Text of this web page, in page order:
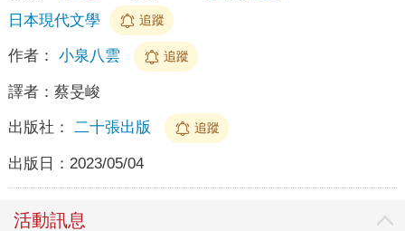
日本現代文學
追蹤
作者： 小泉八雲 追蹤
譯者： 蔡旻峻
出版社： 二十張出版 追蹤
出版日： 2023/05/04
活動訊息